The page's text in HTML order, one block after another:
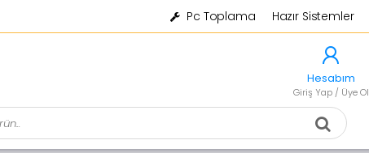
Pc Toplama Hazır Sistemler
Hesabım
Giriş Yap / Üye Ol